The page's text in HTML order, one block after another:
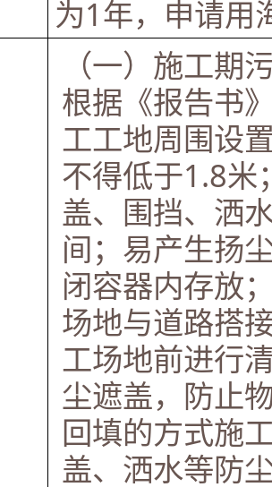
为1年，申请用
（一）施工期
根据《报告书
工工地周围设
不得低于1.8米
盖、围挡、洒
间；易产生扬
闭容器内存放
场地与道路搭
工场地前进行
尘遮盖，防止
回填的方式施
盖、洒水等防